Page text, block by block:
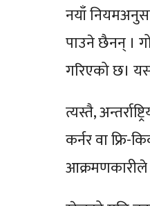
नयाँ
पाउने छैनन् ।
गरिएको छ।
त्यस्तै,
कर्नर वा फ्रि-
आक्रमणकारीले